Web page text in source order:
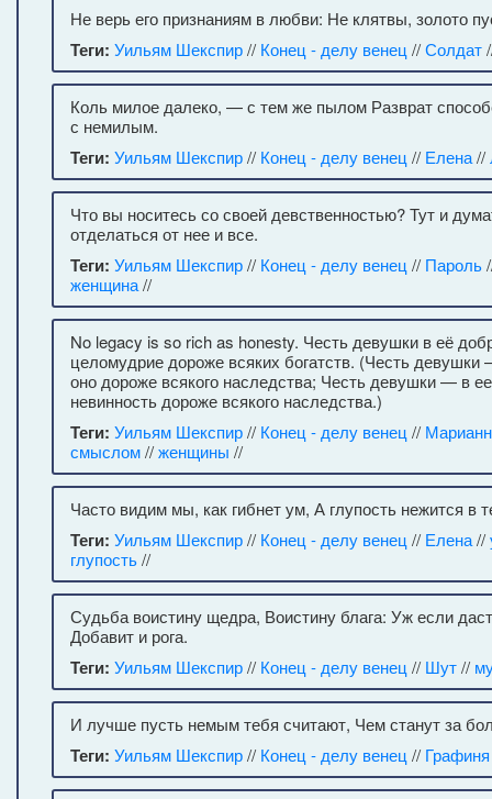
Не верь его признаниям в любви: Не клятвы, золото
Теги: Уильям Шекспир// Конец - делу венец //Солдат
Коль милое далеко, — с тем же пылом Разврат
с немилым.
Теги: Уильям Шекспир// Конец - делу венец // Елена//
Что вы носитесь со своей девственностью? Тут и
отделаться от нее и все.
Теги: Уильям Шекспир// Конец - делу венец // Пароль
женщина//
No legacy is so rich as honesty. Честь девушки в её
целомудрие дороже всяких богатств. (Честь девушки
оно дороже всякого наследства; Честь девушки — в
невинность дороже всякого наследства.)
Теги: Уильям Шекспир// Конец - делу венец //
смыслом//женщины //
Часто видим мы, как гибнет ум, А глупость нежится в
Теги: Уильям Шекспир// Конец - делу венец // Елена//
глупость//
Судьба воистину щедра, Воистину блага: Уж если
Добавит и рога.
Теги: Уильям Шекспир// Конец - делу венец // Шут//
И лучше пусть немым тебя считают, Чем станут за
Теги: Уильям Шекспир// Конец - делу венец // Графиня